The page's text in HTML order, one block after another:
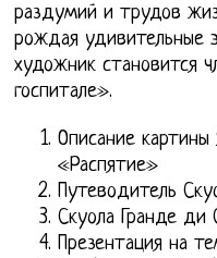
раздумий и трудов
рождая удивительные
художник становится
госпитале».
Описание
«Распятие»
Путеводитель
Скуола Гранде ди
Презентация на